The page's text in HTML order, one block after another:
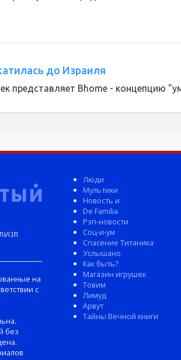
до Израиля
представляет Bhome - концепцию
на
с
без
Люди
Мультики
Новость и
De Familia
Рэп-новости
Соц-и-ум
Спасение Титаника
Услышано
Как быть?
Магазин игрушек
Товим
Лимуд
Арвут
Тайны Вечной книги